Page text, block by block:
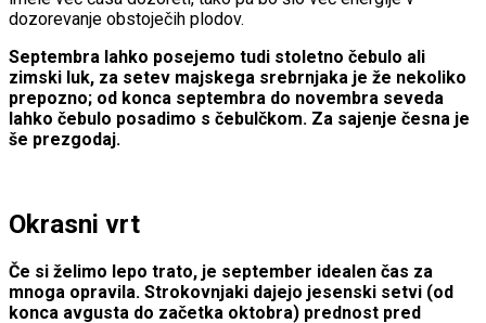
dozorevanje obstoječih plodov.
Septembra lahko posejemo tudi stoletno čebulo ali
zimski luk, za setev majskega srebrnjaka je že nekoliko
prepozno; od konca septembra do novembra seveda
lahko čebulo posadimo s čebulčkom. Za sajenje česna je
še prezgodaj.
Okrasni vrt
Če si želimo lepo trato, je september idealen čas za
mnoga opravila. Strokovnjaki dajejo jesenski setvi (od
konca avgusta do začetka oktobra) prednost pred